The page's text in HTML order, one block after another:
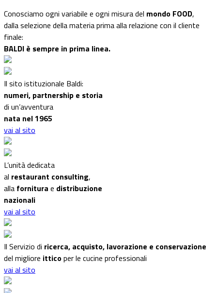
Conosciamo ogni variabile e ogni misura del mondo FOOD,
dalla selezione della materia prima alla relazione con il cliente
finale:
BALDI è sempre in prima linea.
Il sito istituzionale Baldi:
numeri, partnership e storia
di un’avventura
nata nel 1965
vai al sito
L’unità dedicata
al restaurant consulting,
alla fornitura e distribuzione
nazionali
vai al sito
Il Servizio di ricerca, acquisto, lavorazione e conservazione
del migliore itticoper le cucine professionali
vai al sito